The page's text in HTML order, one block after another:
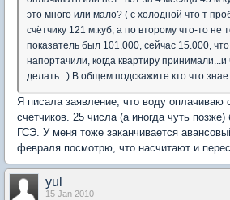
это много или мало? ( с холодной что т
счётчику 121 м.куб, а по второму что-то не
показатель был 101.000, сейчас 15.000,
напортачили, когда квартиру принимали...и
делать...).В общем подскажите кто что
Я писала заявление, что воду оплачиваю
счетчиков. 25 числа (а иногда чуть
ГСЭ. У меня тоже заканчивается
февраля посмотрю, что насчитают и
yul
15 Jan 2010